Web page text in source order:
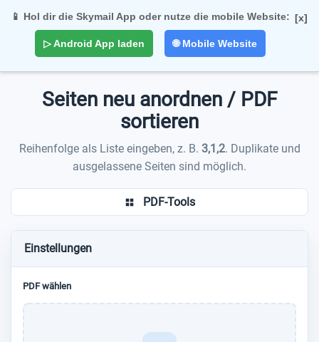
Seiten neu anordnen / PDF
sortieren
Reihenfolge als Liste eingeben, z. B. 3,1,2. Duplikate und
ausgelassene Seiten sind möglich.
PDF-Tools
Einstellungen
PDF wählen
[x]
📱 Hol dir die Skymail App oder nutze die mobile Website:
▷ Android App laden 🌐 Mobile Website